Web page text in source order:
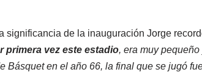
significancia de la inauguración Jorge
primera vez este estadio, era muy
Básquet en el año 66, la final que se jugó